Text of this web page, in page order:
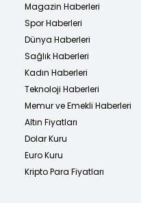
Magazin Haberleri
Spor Haberleri
Dünya Haberleri
Sağlık Haberleri
Kadın Haberleri
Teknoloji Haberleri
Memur ve Emekli Haberleri
Altın Fiyatları
Dolar Kuru
Euro Kuru
Kripto Para Fiyatları